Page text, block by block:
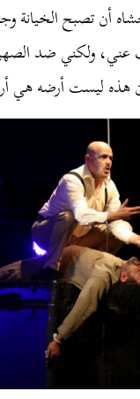
أن تصبح الخيانة
ولكني ضد
هذه ليست أرضه هي